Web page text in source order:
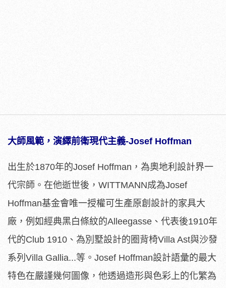
大師風範，演繹前衛現代主義-Josef Hoffman
出生於1870年的Josef Hoffman，為奧地利設計界一
代宗師。在他逝世後，WITTMANN成為Josef
Hoffman基金會唯一授權可生產原創設計的家具大
廠，例如經典黑白條紋的Alleegasse、代表後1910年
代的Club 1910、為別墅設計的圈背椅Villa Ast與沙發
系列Villa Gallia...等。Josef Hoffman設計語彙的最大
特色在嚴謹幾何圖像，他透過造形與色彩上的化繁為